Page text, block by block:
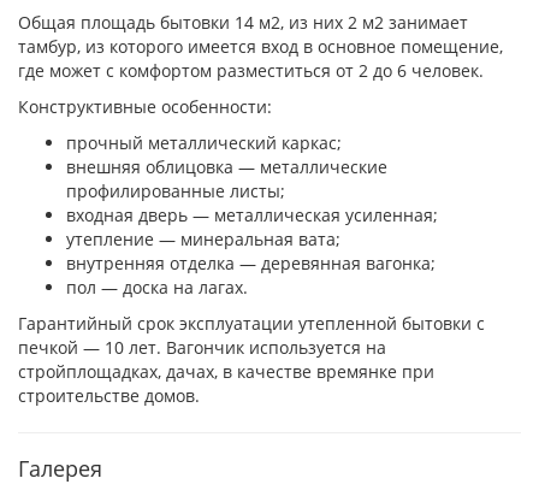
Общая площадь бытовки 14 м2, из них 2 м2 занимает
тамбур, из которого имеется вход в основное помещение,
где может с комфортом разместиться от 2 до 6 человек.
Конструктивные особенности:
прочный металлический каркас;
внешняя облицовка — металлические
профилированные листы;
входная дверь — металлическая усиленная;
утепление — минеральная вата;
внутренняя отделка — деревянная вагонка;
пол — доска на лагах.
Гарантийный срок эксплуатации утепленной бытовки с
печкой — 10 лет. Вагончик используется на
стройплощадках, дачах, в качестве времянке при
строительстве домов.
Галерея